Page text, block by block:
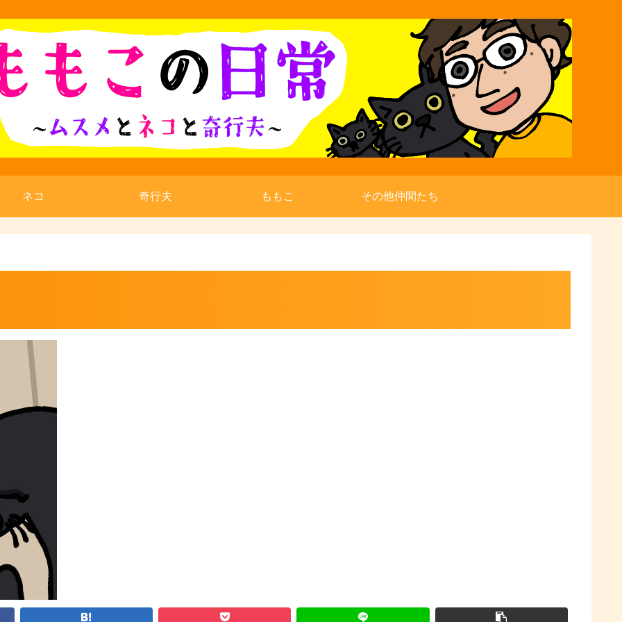
ネコ 奇行夫 ももこ その他仲間たち